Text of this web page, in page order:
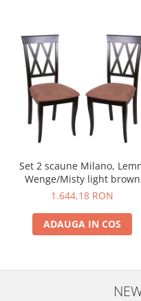
Set 2 scaune Milano,
Wenge/Misty light brown
1.644,18 RON
ADAUGA IN COS